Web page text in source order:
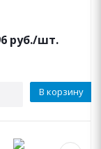
руб./шт.
В корзину